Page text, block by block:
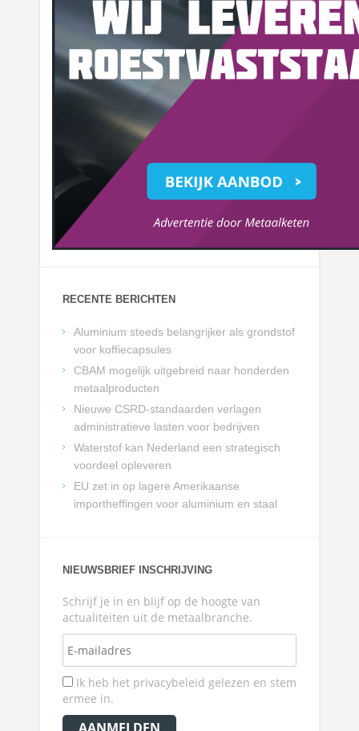
RECENTE BERICHTEN
Aluminium steeds belangrijker als grondstof
voor koffiecapsules
CBAM mogelijk uitgebreid naar honderden
metaalproducten
Nieuwe CSRD-standaarden verlagen
administratieve lasten voor bedrijven
Waterstof kan Nederland een strategisch
voordeel opleveren
EU zet in op lagere Amerikaanse
importheffingen voor aluminium en staal
NIEUWSBRIEF INSCHRIJVING
Schrijf je in en blijf op de hoogte van
actualiteiten uit de metaalbranche.
Ik heb het privacybeleid gelezen en stem
ermee in.